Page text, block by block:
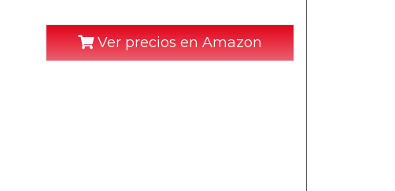
Ver precios en Amazon